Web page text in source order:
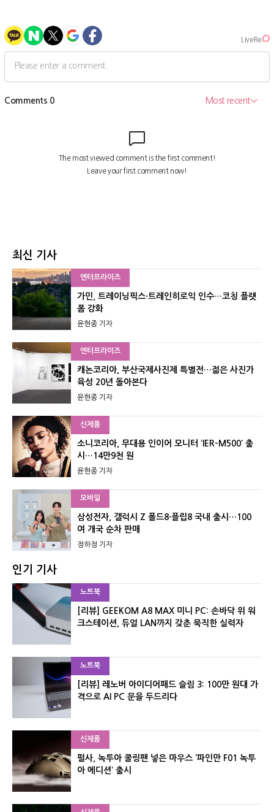
최신 기사
엔터프라이즈
가민, 트레이닝픽스·트레인히로익 인수…코칭 플랫
폼 강화
윤현종 기자
엔터프라이즈
캐논코리아, 부산국제사진제 특별전…젊은 사진가
육성 20년 돌아본다
윤현종 기자
신제품
소니코리아, 무대용 인이어 모니터 ‘IER-M500’ 출
시…14만9천 원
윤현종 기자
모바일
삼성전자, 갤럭시 Z 폴드8·플립8 국내 출시…100
여 개국 순차 판매
정하정 기자
인기 기사
노트북
[리뷰] GEEKOM A8 MAX 미니 PC: 손바닥 위 워
크스테이션, 듀얼 LAN까지 갖춘 묵직한 실력자
노트북
[리뷰] 레노버 아이디어패드 슬림 3: 100만 원대 가
격으로 AI PC 문을 두드리다
신제품
펄사, 녹투아 쿨링팬 넣은 마우스 ‘파인만 F01 녹투
아 에디션’ 출시